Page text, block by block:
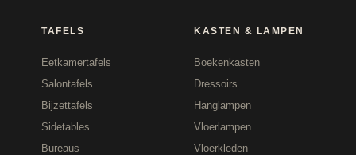
TAFELS
Eetkamertafels
Salontafels
Bijzettafels
Sidetables
Bureaus
KASTEN & LAMPEN
Boekenkasten
Dressoirs
Hanglampen
Vloerlampen
Vloerkleden